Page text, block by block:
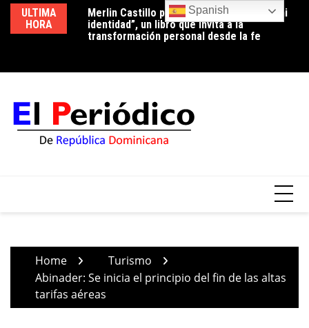
Skip
content
ULTIMA
HORA
Merlin Castillo presenta “Descubriendo mi
identidad”, un libro que invita a la
transformación personal desde la fe
Periodista Vicente Méndez pide la renuncia
del alcalde de Santo Domingo Oeste,
Francisco Peña, por deplorable situación de
Home
Turismo
Abinader: Se inicia el principio del fin de las altas
tarifas aéreas
Spanish